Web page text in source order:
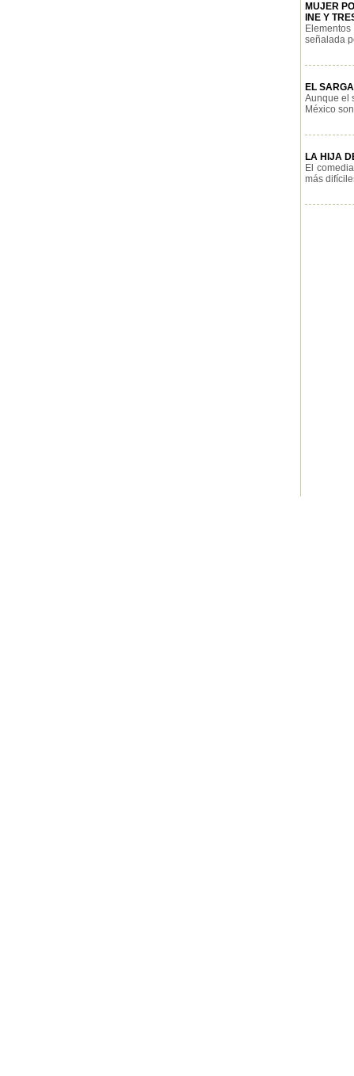
MUJER
INE Y
señalada
EL
Aunque el
México
LA HIJA
El
más